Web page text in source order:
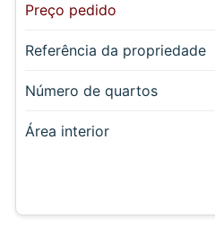
Preço pedido
Referência da propriedade
Número de quartos
Área interior